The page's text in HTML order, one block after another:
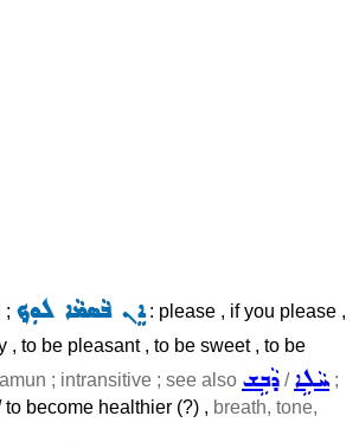
; ܐܸܢ ܒܵܣܡܵܐ ܠܘܼܟ݂: please , if you please ,
, to be pleasant , to be sweet , to be
; intransitive ; see also ܕܵܒܹܫ /ܚܵܠܹܐ ;
become healthier (?) , breath, tone,